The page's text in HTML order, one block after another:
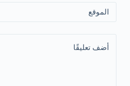
الموقع
أضف تعليقًا